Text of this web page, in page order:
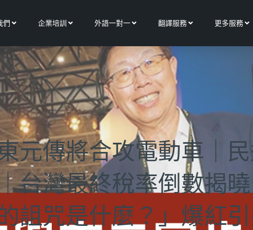
們 Open 關於我們
企業培訓 Open 企業培訓
外語一對一Open 外語一對一
翻譯服務Open 翻譯服務
更多服務
元傳將合攻電動車｜
台灣最終稅率倒數揭
詛咒是什麼？」爆紅